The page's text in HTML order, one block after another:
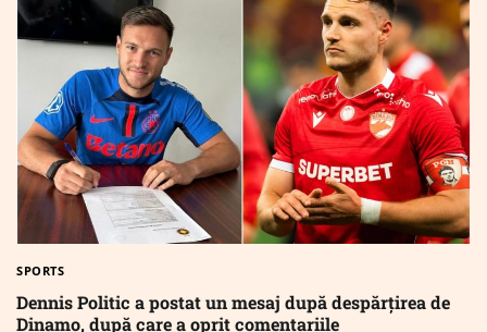
SPORTS
Dennis Politic a postat un mesaj după despărțirea de
Dinamo, după care a oprit comentariile